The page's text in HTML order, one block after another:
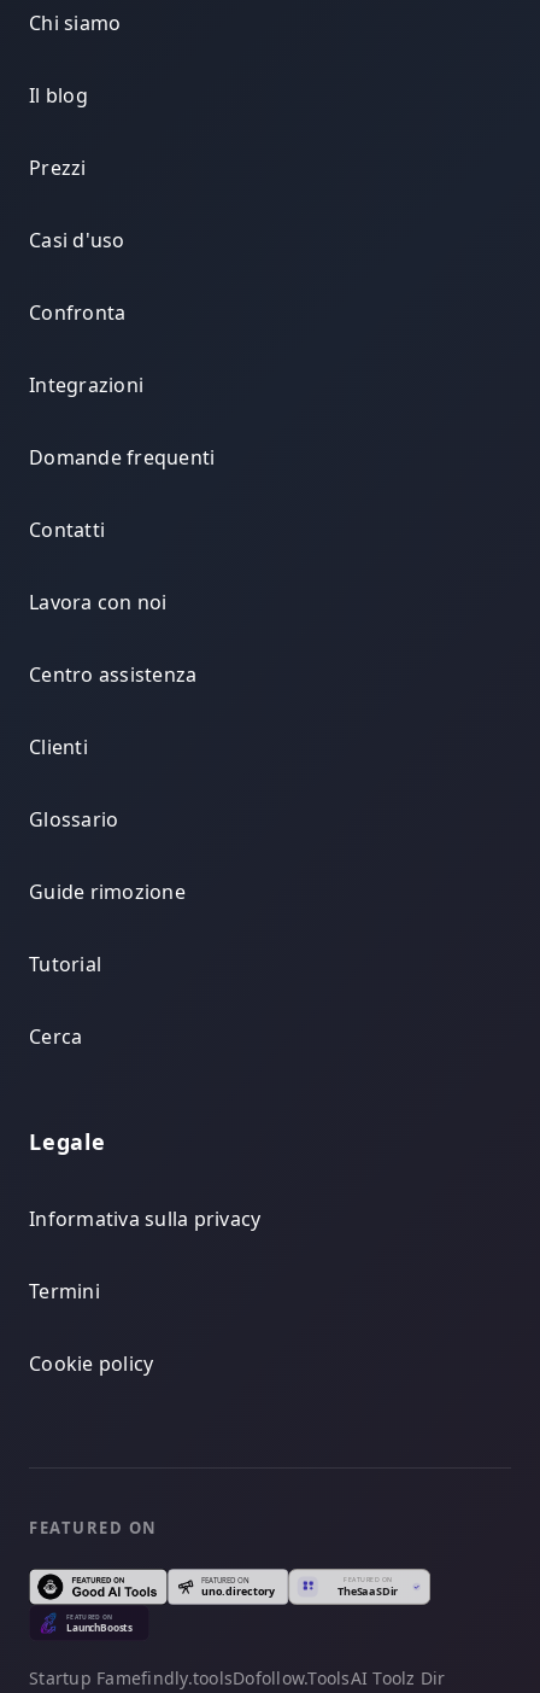
Chi siamo
Il blog
Prezzi
Casi d'uso
Confronta
Integrazioni
Domande frequenti
Contatti
Lavora con noi
Centro assistenza
Clienti
Glossario
Guide rimozione
Tutorial
Cerca
Legale
Informativa sulla privacy
Termini
Cookie policy
FEATURED ON
Startup Famefindly.toolsDofollow.ToolsAI Toolz Dir